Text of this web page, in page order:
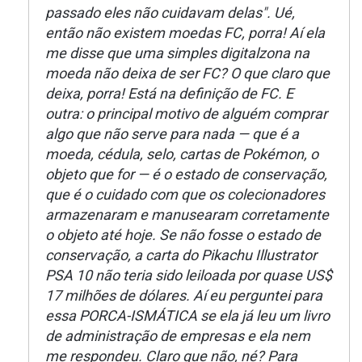
passado eles não cuidavam delas". Ué,
então não existem moedas FC, porra! Aí ela
me disse que uma simples digitalzona na
moeda não deixa de ser FC? O que claro que
deixa, porra! Está na definição de FC. E
outra: o principal motivo de alguém comprar
algo que não serve para nada — que é a
moeda, cédula, selo, cartas de Pokémon, o
objeto que for — é o estado de conservação,
que é o cuidado com que os colecionadores
armazenaram e manusearam corretamente
o objeto até hoje. Se não fosse o estado de
conservação, a carta do Pikachu Illustrator
PSA 10 não teria sido leiloada por quase US$
17 milhões de dólares. Aí eu perguntei para
essa PORCA-ISMÁTICA se ela já leu um livro
de administração de empresas e ela nem
me respondeu. Claro que não, né? Para